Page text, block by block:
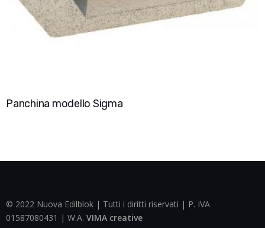
Panchina modello Sigma
© 2022 Nuova Edilblok | Tutti i diritti riservati | P. IVA
01587080431 | W.A. VIMA creative